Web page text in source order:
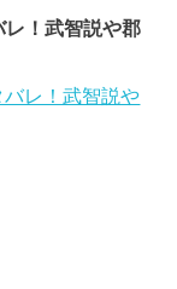
レ！武智説や郡
バレ！武智説や